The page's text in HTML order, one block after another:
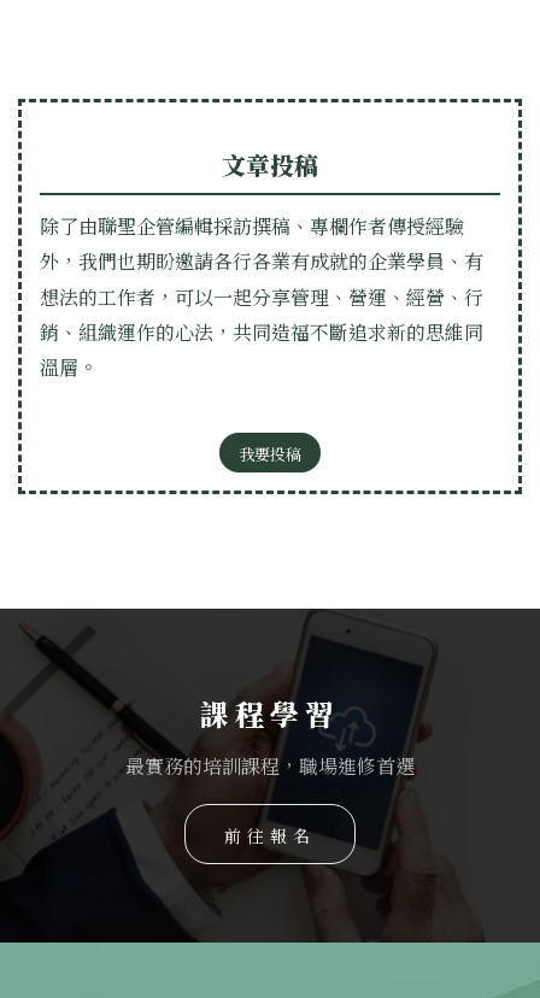
文章投稿
除了由聯聖企管編輯採訪撰稿、專欄作者傳授經驗
外，我們也期盼邀請各行各業有成就的企業學員、有
想法的工作者，可以一起分享管理、營運、經營、行
銷、組織運作的心法，共同造福不斷追求新的思維同
溫層。
我要投稿
課程學習
最實務的培訓課程，職場進修首選
前往報名